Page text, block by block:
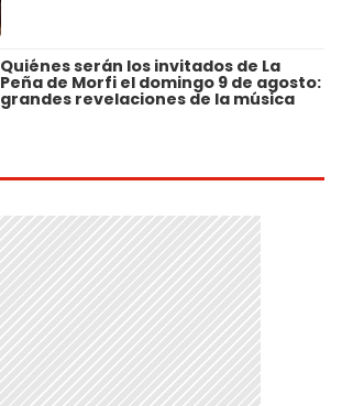
Quiénes serán los invitados de La
Peña de Morfi el domingo 9 de agosto:
grandes revelaciones de la música